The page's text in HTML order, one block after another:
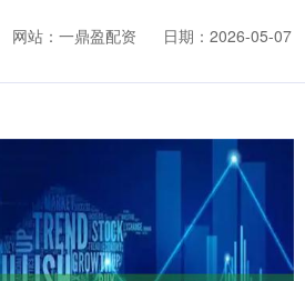
网站：一鼎盈配资
日期：2026-05-07